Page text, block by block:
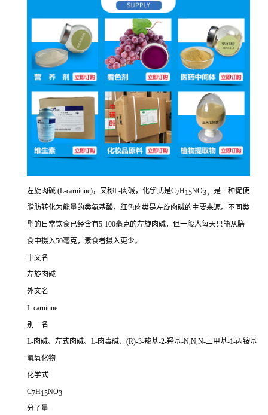
左旋肉碱 (L-carnitine)，又称L-肉碱，化学式是C7H15NO3， 是一种促使
脂肪转化为能量的类氨基酸，红色肉类是左旋肉碱的主要来源。不同类
型的日常饮食已经含有5-100毫克的左旋肉碱，但一般人每天只能从膳
食中摄入50毫克，素食者摄入更少。
中文名
左旋肉碱
外文名
L-carnitine
别 名
L-肉碱、左式肉碱、L-肉毒碱、(R)-3-羧基-2-羟基-N,N,N-三甲基-1-丙铵基
氢氧化物
化学式
C7H15NO3
分子量